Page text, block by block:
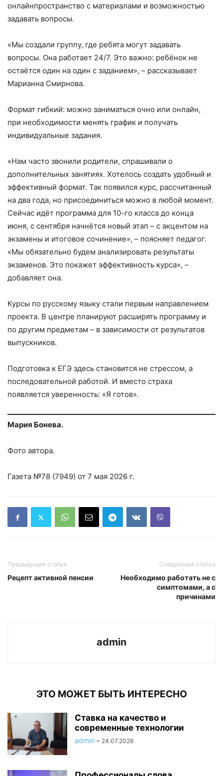
онлайнпространство с материалами и возможностью
задавать вопросы.
«Мы создали группу, где ребята могут задавать
вопросы. Она работает 24/7. Это важно: ребёнок не
остаётся один на один с заданием», – рассказывает
Марианна Смирнова.
Формат гибкий: можно заниматься очно или онлайн,
при необходимости менять график и получать
индивидуальные задания.
«Нам часто звонили родители, спрашивали о
дополнительных занятиях. Хотелось создать удобный и
эффективный формат. Так появился курс, рассчитанный
на два года, но присоединиться можно в любой момент.
Сейчас идёт программа для 10-го класса до конца
июня, с сентября начнётся новый этап – с акцентом на
экзамены и итоговое сочинение», – поясняет педагог.
«Мы обязательно будем анализировать результаты
экзаменов. Это покажет эффективность курса», –
добавляет она.
Курсы по русскому языку стали первым направлением
проекта. В центре планируют расширять программу и
по другим предметам – в зависимости от результатов
выпускников.
Подготовка к ЕГЭ здесь становится не стрессом, а
последовательной работой. И вместо страха
появляется уверенность: «Я готов».
Мария Бонева.
Фото автора.
Газета №78 (7949) от 7 мая 2026 г.
Предыдущая статья
Рецепт активной пенсии
Следующая статья
Необходимо работать не с
симптомами, а с
причинами
admin
ЭТО МОЖЕТ БЫТЬ ИНТЕРЕСНО
Ставка на качество и
современные технологии
admin - 24.07.2026